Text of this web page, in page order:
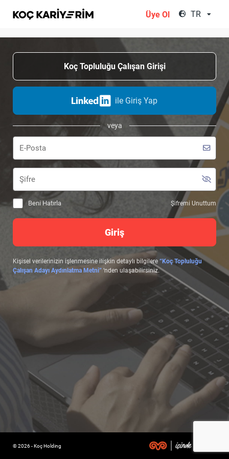
Üye Ol TR
Koç Topluluğu Çalışan Girişi
ile Giriş Yap
veya
Beni Hatırla Şifremi Unuttum
Giriş
Kişisel verilerinizin işlenmesine ilişkin detaylı bilgilere “Koç Topluluğu
Çalışan Adayı Aydınlatma Metni” ‘nden ulaşabilirsiniz.
© 2026 - Koç Holding